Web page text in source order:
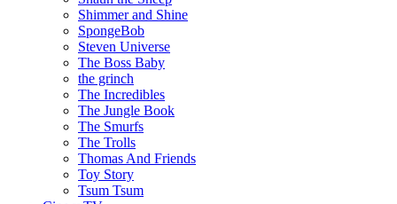
Shimmer and Shine
SpongeBob
Steven Universe
The Boss Baby
the grinch
The Incredibles
The Jungle Book
The Smurfs
The Trolls
Thomas And Friends
Toy Story
Tsum Tsum